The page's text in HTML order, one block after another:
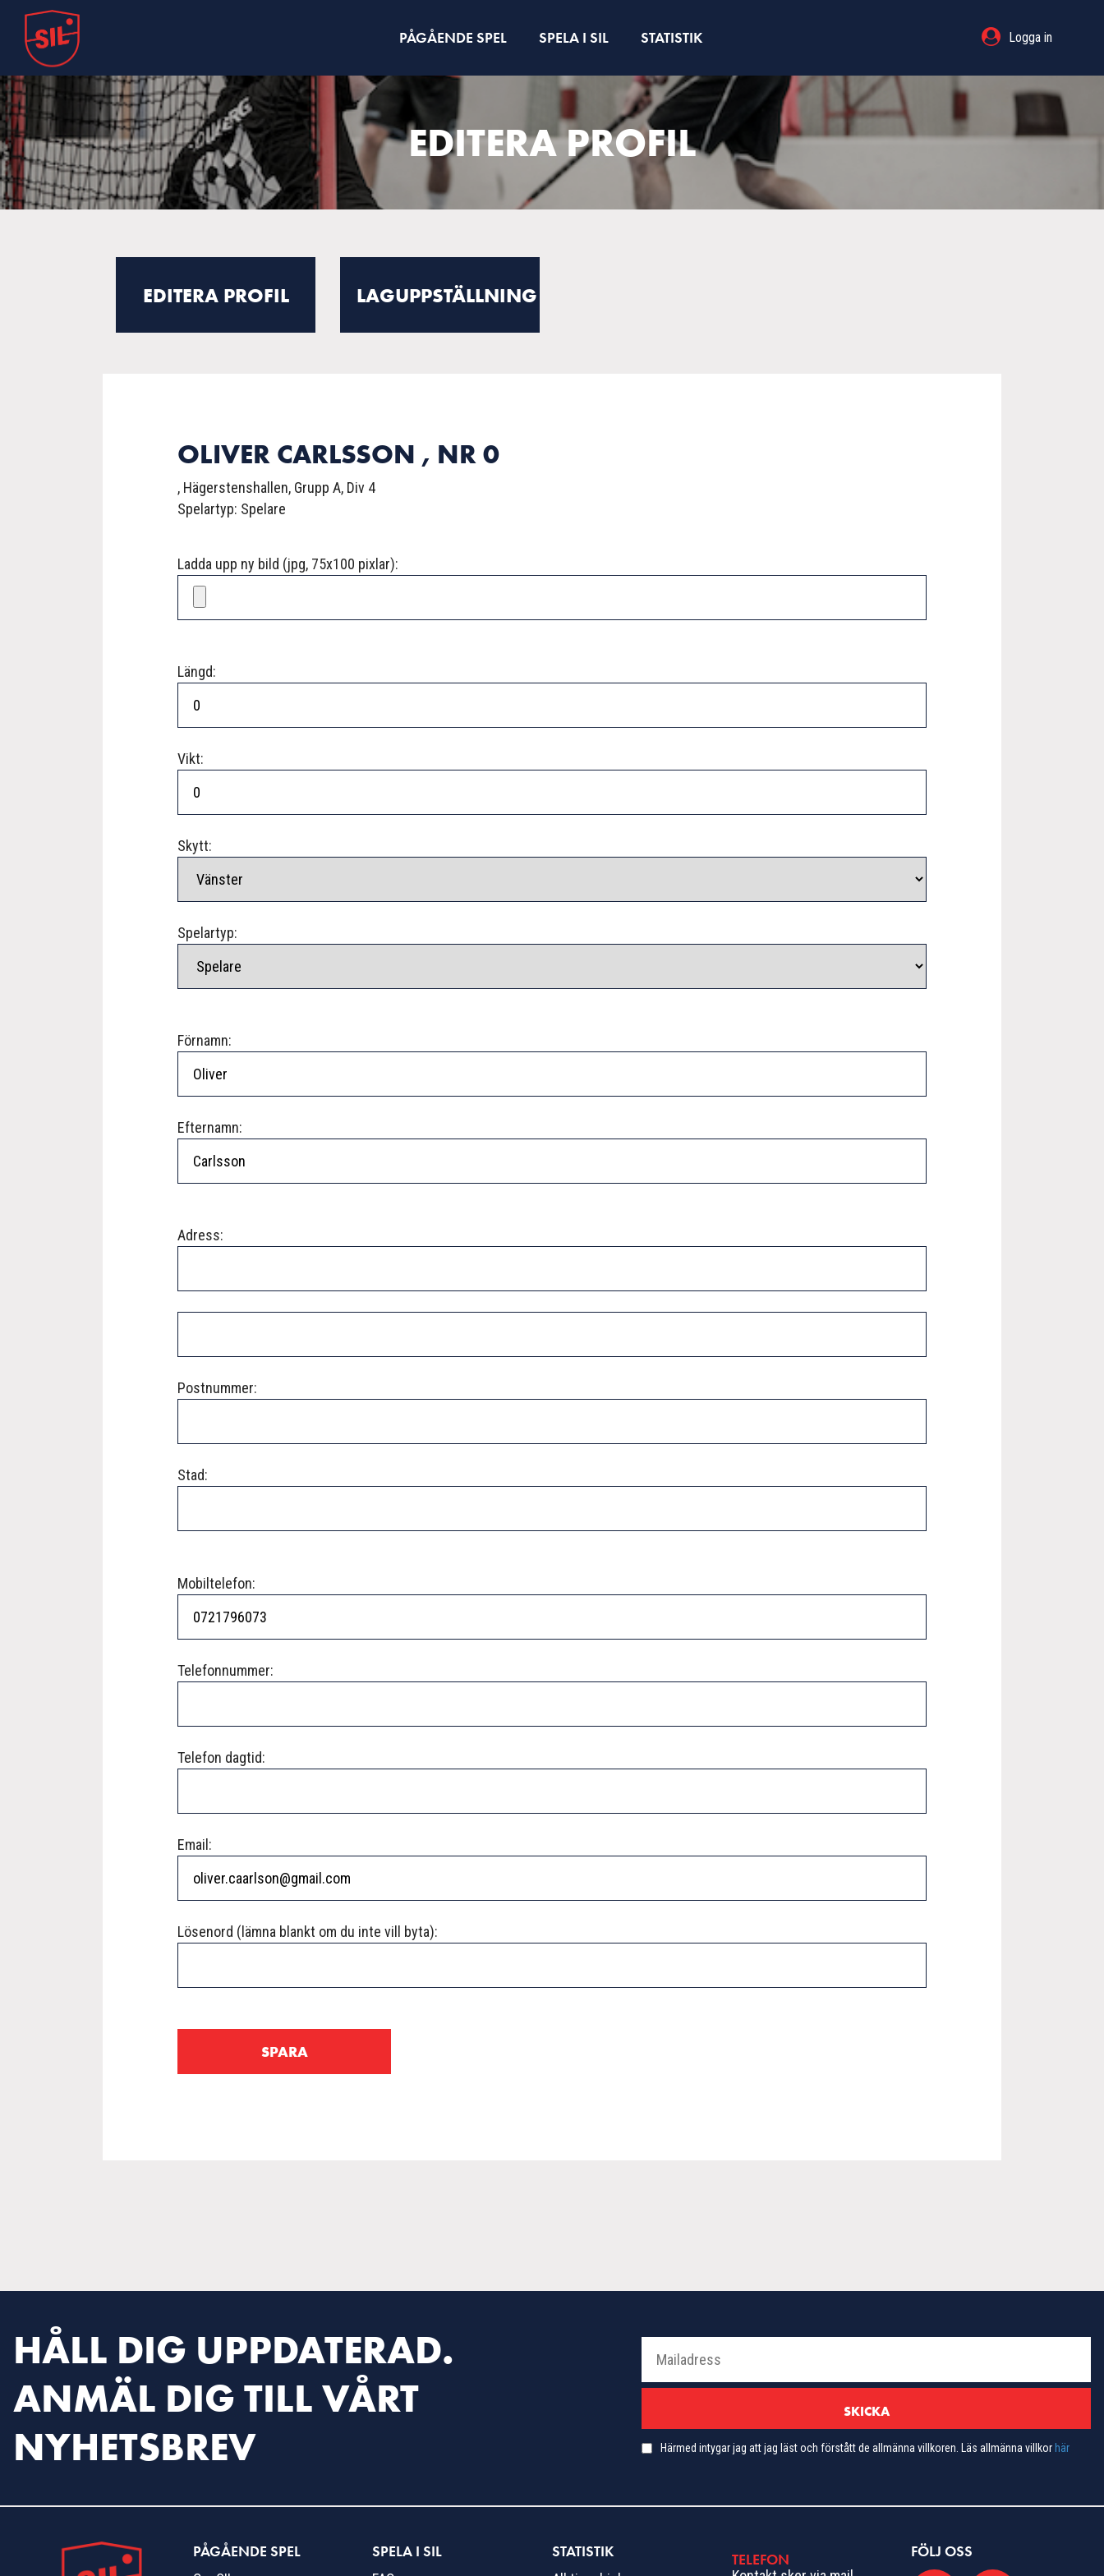
PÅGÅENDE SPEL SPELA I SIL STATISTIK Logga in
EDITERA PROFIL
EDITERA PROFIL LAGUPPSTÄLLNING
OLIVER CARLSSON , NR 0
, Hägerstenshallen, Grupp A, Div 4
Spelartyp: Spelare
Ladda upp ny bild (jpg, 75x100 pixlar):
Längd:
Vikt:
Skytt:
Spelartyp:
Förnamn:
Efternamn:
Adress:
Postnummer:
Stad:
Mobiltelefon:
Telefonnummer:
Telefon dagtid:
Email:
Lösenord (lämna blankt om du inte vill byta):
HÅLL DIG UPPDATERAD.
ANMÄL DIG TILL VÅRT
NYHETSBREV
Härmed intygar jag att jag läst och förstått de allmänna villkoren. Läs allmänna villkor här
PÅGÅENDE SPEL SPELA I SIL STATISTIK TELEFON FÖLJ OSS